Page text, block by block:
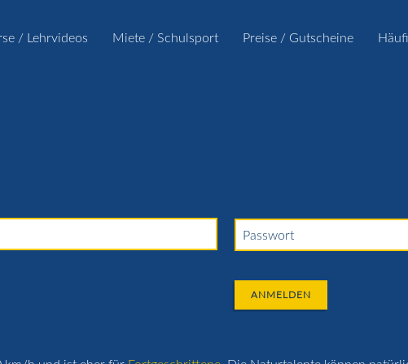
/ Lehrvideos Miete / Schulsport Preise / Gutscheine
Passwort
ANMELDEN